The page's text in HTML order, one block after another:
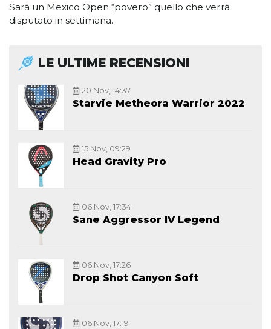
Sarà un Mexico Open “povero” quello che verrà
disputato in settimana.
LE ULTIME RECENSIONI
20 Nov, 14:37
Starvie Metheora Warrior 2022
15 Nov, 09:29
Head Gravity Pro
06 Nov, 17:34
Sane Aggressor IV Legend
06 Nov, 17:26
Drop Shot Canyon Soft
06 Nov, 17:19